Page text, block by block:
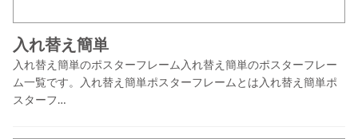
入れ替え簡単
入れ替え簡単のポスターフレーム入れ替え簡単のポスターフレー
ム一覧です。入れ替え簡単ポスターフレームとは入れ替え簡単ポ
スターフ…